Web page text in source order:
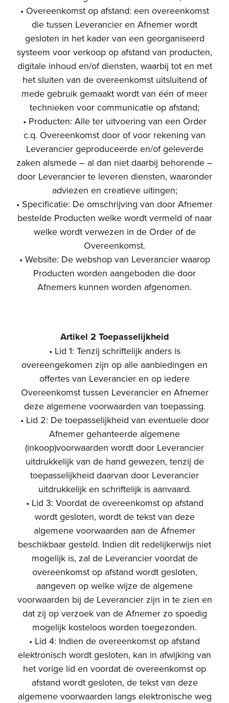
• Overeenkomst op afstand: een overeenkomst
die tussen Leverancier en Afnemer wordt
gesloten in het kader van een georganiseerd
systeem voor verkoop op afstand van producten,
digitale inhoud en/of diensten, waarbij tot en met
het sluiten van de overeenkomst uitsluitend of
mede gebruik gemaakt wordt van één of meer
technieken voor communicatie op afstand;
• Producten: Alle ter uitvoering van een Order
c.q. Overeenkomst door of voor rekening van
Leverancier geproduceerde en/of geleverde
zaken alsmede – al dan niet daarbij behorende –
door Leverancier te leveren diensten, waaronder
adviezen en creatieve uitingen;
• Specificatie: De omschrijving van door Afnemer
bestelde Producten welke wordt vermeld of naar
welke wordt verwezen in de Order of de
Overeenkomst.
• Website: De webshop van Leverancier waarop
Producten worden aangeboden die door
Afnemers kunnen worden afgenomen.
Artikel 2 Toepasselijkheid
• Lid 1: Tenzij schriftelijk anders is
overeengekomen zijn op alle aanbiedingen en
offertes van Leverancier en op iedere
Overeenkomst tussen Leverancier en Afnemer
deze algemene voorwaarden van toepassing.
• Lid 2: De toepasselijkheid van eventuele door
Afnemer gehanteerde algemene
(inkoop)voorwaarden wordt door Leverancier
uitdrukkelijk van de hand gewezen, tenzij de
toepasselijkheid daarvan door Leverancier
uitdrukkelijk en schriftelijk is aanvaard.
• Lid 3: Voordat de overeenkomst op afstand
wordt gesloten, wordt de tekst van deze
algemene voorwaarden aan de Afnemer
beschikbaar gesteld. Indien dit redelijkerwijs niet
mogelijk is, zal de Leverancier voordat de
overeenkomst op afstand wordt gesloten,
aangeven op welke wijze de algemene
voorwaarden bij de Leverancier zijn in te zien en
dat zij op verzoek van de Afnemer zo spoedig
mogelijk kosteloos worden toegezonden.
• Lid 4: Indien de overeenkomst op afstand
elektronisch wordt gesloten, kan in afwijking van
het vorige lid en voordat de overeenkomst op
afstand wordt gesloten, de tekst van deze
algemene voorwaarden langs elektronische weg